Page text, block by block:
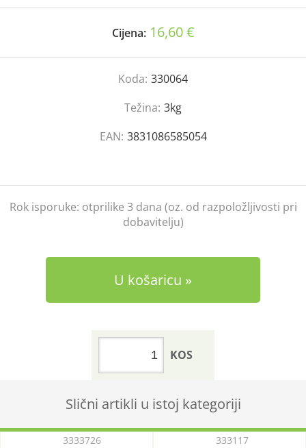
Cijena: 16,60 €
Koda: 330064
Težina: 3kg
EAN: 3831086585054
Rok isporuke: otprilike 3 dana (oz. od razpoložljivosti pri
dobavitelju)
U košaricu
KOS
Slični artikli u istoj kategoriji
3333726 333117